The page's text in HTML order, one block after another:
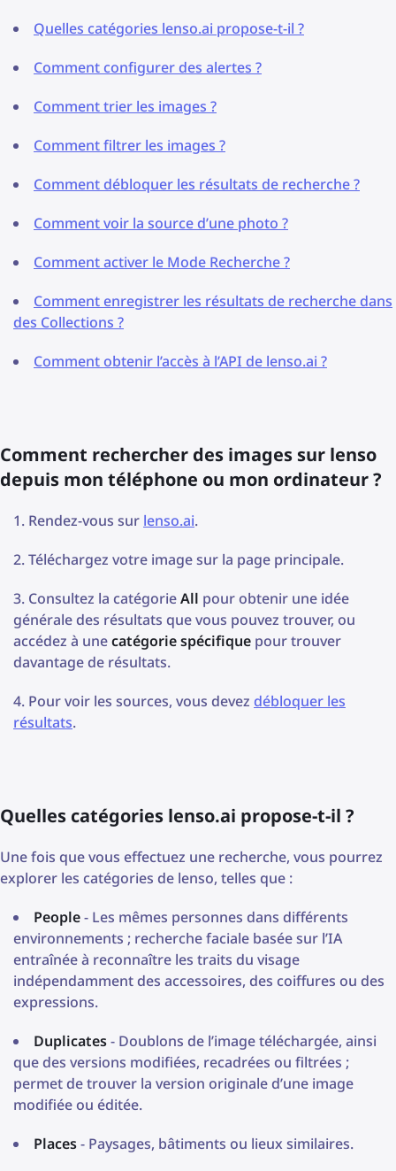
Quelles catégories lenso.ai propose-t-il ?
Comment configurer des alertes ?
Comment trier les images ?
Comment filtrer les images ?
Comment débloquer les résultats de recherche ?
Comment voir la source d’une photo ?
Comment activer le Mode Recherche ?
Comment enregistrer les résultats de recherche dans
des Collections ?
Comment obtenir l’accès à l’API de lenso.ai ?
Comment rechercher des images sur lenso
depuis mon téléphone ou mon ordinateur ?
Rendez-vous sur lenso.ai.
Téléchargez votre image sur la page principale.
Consultez la catégorieAll pour obtenir une idée
générale des résultats que vous pouvez trouver, ou
accédez à unecatégorie spécifique pour trouver
davantage de résultats.
Pour voir les sources, vous devez débloquer les
résultats.
Quelles catégories lenso.ai propose-t-il ?
Une fois que vous effectuez une recherche, vous pourrez
explorer les catégories de lenso, telles que :
People- Les mêmes personnes dans différents
environnements ; recherche faciale basée sur l’IA
entraînée à reconnaître les traits du visage
indépendamment des accessoires, des coiffures ou des
expressions.
Duplicates- Doublons de l’image téléchargée, ainsi
que des versions modifiées, recadrées ou filtrées ;
permet de trouver la version originale d’une image
modifiée ou éditée.
Places- Paysages, bâtiments ou lieux similaires.